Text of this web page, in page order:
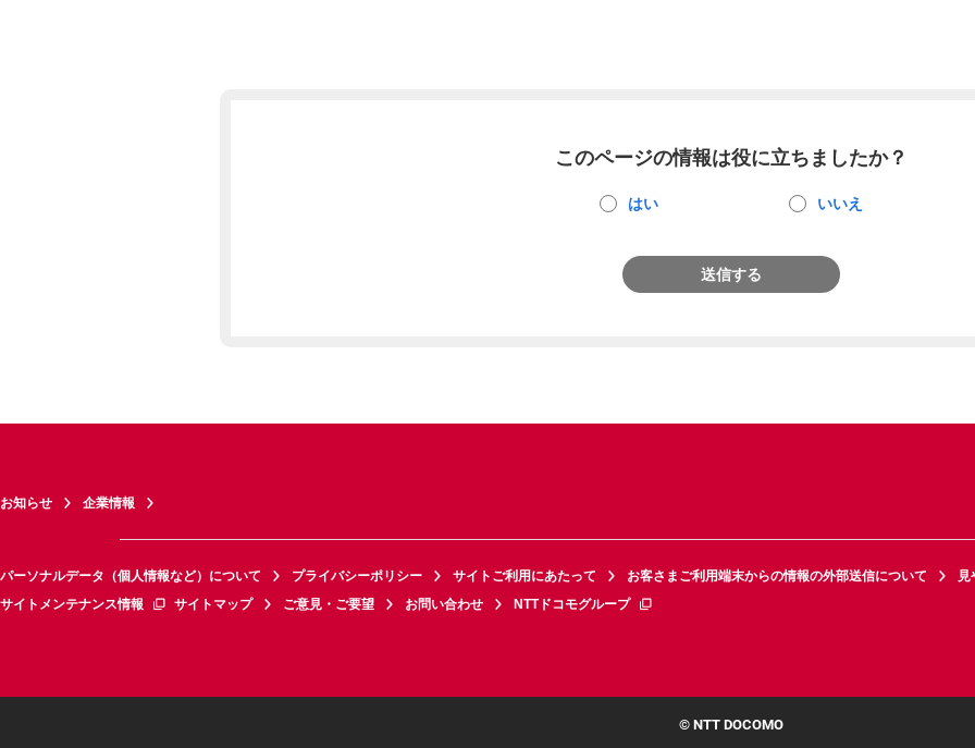
このページの情報は役に立ちましたか？
はい いいえ
送信する
お知らせ 企業情報
パーソナルデータ（個人情報など）について プライバシーポリシー サイトご利用にあたって お客さまご利用端末からの情報の外部送信について
見
サイトメンテナンス情報
サイトマップ ご意見・ご要望 お問い合わせ NTTドコモグループ
© NTT DOCOMO